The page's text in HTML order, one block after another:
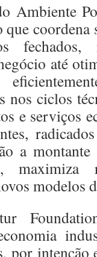
Ambiente
coordena
fechados,
até
nos ciclos
e serviços
a
maximiza
modelos
por intenção